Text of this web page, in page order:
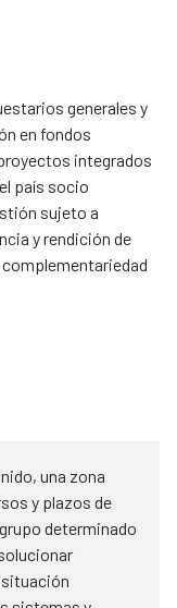
generales y
en fondos
integrados
país socio
sujeto a
y rendición de
una zona
y plazos de
determinado